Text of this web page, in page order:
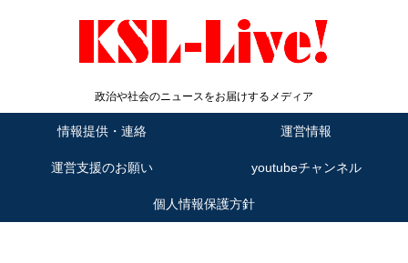
政治や社会のニュースをお届けするメディア
情報提供・連絡 運営情報
運営支援のお願い youtubeチャンネル
個人情報保護方針